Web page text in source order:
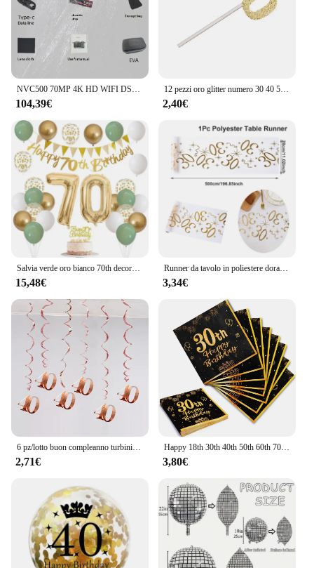
NVC500 70MP 4K HD WIFI DSLR SLR Fotocamera digitale Zoom digitale 50X Telecamere selfie a colori Videocamera da viaggio WiFi Web Cam
104,39€
12 pezzi oro glitter numero 30 40 50 60 70 toppers cupcake per 30th 40th 50th 60th 70th compleanno anniversario decorazione torta festa
2,40€
Salvia verde oro bianco 70th decorazioni di compleanno per palloncini di compleanno Happy 70th Birthday Banner Cake Topper 70 anni Decor
15,48€
Runner da tavolo in poliestere dorato Happy 18th 30th 40th 70th Decorazioni per feste di compleanno per la casa Copritavolo Uomo Donna Articoli per feste
3,34€
6 pz/lotto buon compleanno turbinii decorazione 16 20 21 30 40 50 60 70 anni oro rosa PVC decorazioni per feste di compleanno
2,71€
Happy 18th 30th 40th 50th 60th 70th Birthday tovaglioli in oro nero 20 pezzi tovaglioli per feste 70th Birthday Happy 50th Birthday
3,80€